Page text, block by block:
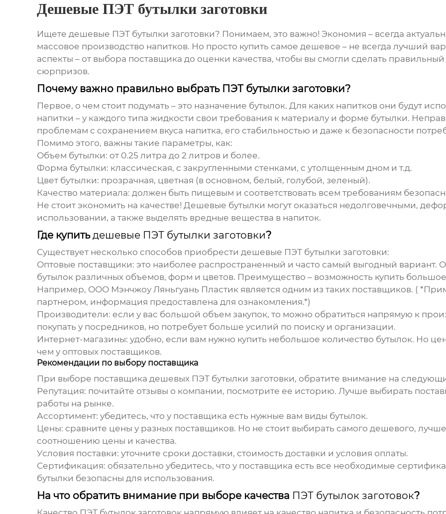
Дешевые ПЭТ бутылки заготовки
Ищете дешевые ПЭТ бутылки заготовки? Понимаем, это важно! Экономия – всегда
массовое производство напитков. Но просто купить самое дешевое – не всегда лучший
аспекты – от выбора поставщика до оценки качества, чтобы вы смогли сделать
сюрпризов.
Почему важно правильно выбрать ПЭТ бутылки заготовки?
Первое, о чем стоит подумать – это назначение бутылок. Для каких напитков они будут
напитки – у каждого типа жидкости свои требования к материалу и форме бутылки.
проблемам с сохранением вкуса напитка, его стабильностью и даже к безопасности
Помимо этого, важны такие параметры, как:
Объем бутылки: от 0.25 литра до 2 литров и более.
Форма бутылки: классическая, с закругленными стенками, с утолщенным дном и т.д.
Цвет бутылки: прозрачная, цветная (в основном, белый, голубой, зеленый).
Качество материала: должен быть пищевым и соответствовать всем требованиям
Не стоит экономить на качестве! Дешевые бутылки могут оказаться недолговечными,
использовании, а также выделять вредные вещества в напиток.
Где купитьдешевые ПЭТ бутылки заготовки?
Существует несколько способов приобрести дешевые ПЭТ бутылки заготовки:
Оптовые поставщики: это наиболее распространенный и часто самый выгодный
бутылок различных объемов, форм и цветов. Преимущество – возможность купить
Например, ООО Мэнчжоу Ляньгуань Пластикявляется одним из таких поставщиков. (
партнером, информация предоставлена для ознакомления.*)
Производители: если у вас большой объем закупок, то можно обратиться напрямую к
покупать у посредников, но потребует больше усилий по поиску и организации.
Интернет-магазины: удобно, если вам нужно купить небольшое количество бутылок. Но
чем у оптовых поставщиков.
Рекомендации по выбору поставщика
При выборе поставщика дешевых ПЭТ бутылки заготовки, обратите внимание на
Репутация: почитайте отзывы о компании, посмотрите ее историю. Лучше выбирать
работы на рынке.
Ассортимент: убедитесь, что у поставщика есть нужные вам виды бутылок.
Цены: сравните цены у разных поставщиков. Но не стоит выбирать самого дешевого,
соотношению цены и качества.
Условия поставки: уточните сроки доставки, стоимость доставки и условия оплаты.
Сертификация: обязательно убедитесь, что у поставщика есть все необходимые
бутылки безопасны для использования.
На что обратить внимание при выборе качества ПЭТ бутылок заготовок?